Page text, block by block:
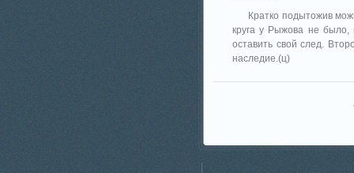
Кратко подытожив
круга у Рыжова не было,
оставить свой след.
наследие.(ц)